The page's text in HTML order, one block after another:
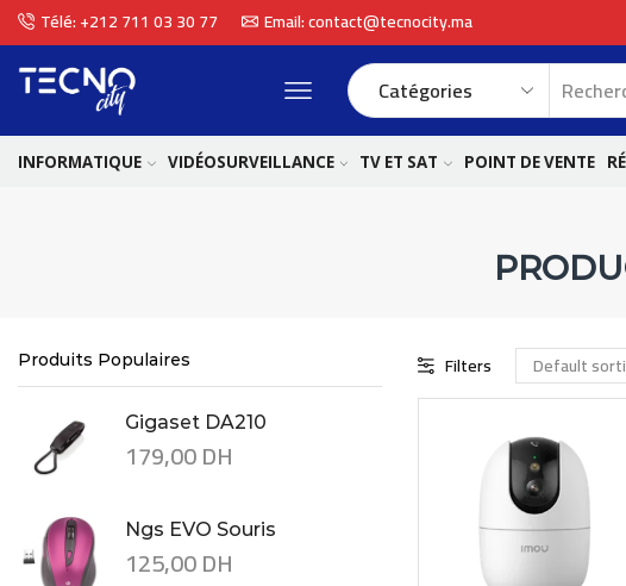
Télé: +212 711 03 30 77 Email: contact@tecnocity.ma
INFORMATIQUE VIDÉOSURVEILLANCE TV ET SAT POINT DE VENTE
Filters
Produits Populaires
Gigaset DA210
179,00DH
Ngs EVO Souris
125,00DH